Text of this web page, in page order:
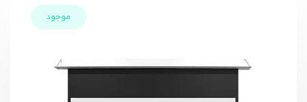
موجود